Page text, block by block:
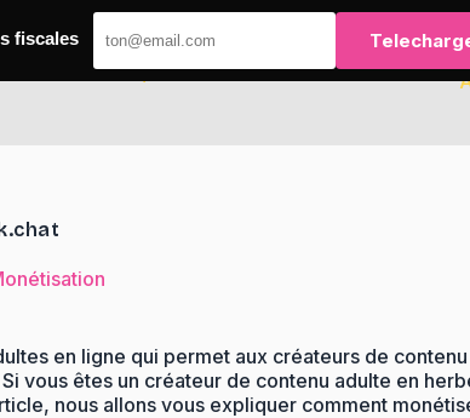
en ligne qui permet aux créateurs de
vous êtes un créateur de contenu adulte en
nous allons vous expliquer comment
fiscales